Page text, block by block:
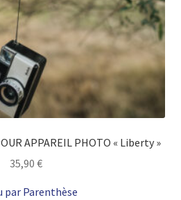
APPAREIL PHOTO « Liberty »
35,90 €
par Parenthèse